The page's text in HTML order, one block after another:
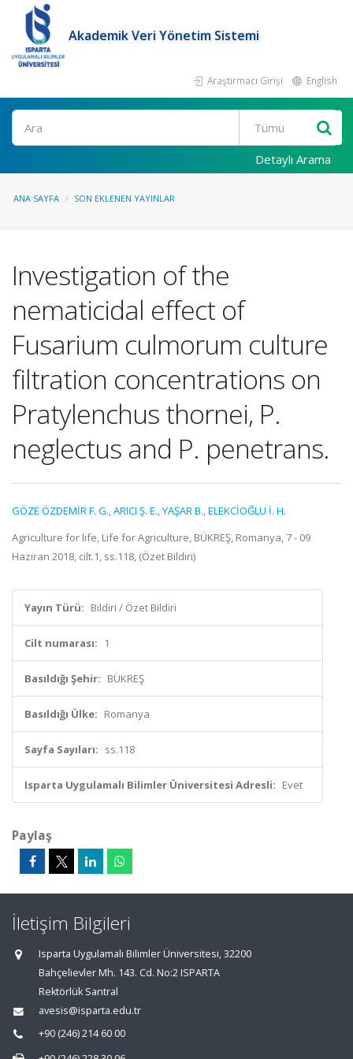
Akademik Veri Yönetim Sistemi
Araştırmacı Girişi English
Ara
Detaylı Arama
ANA SAYFA SON EKLENEN YAYINLAR
Investigation of the
nematicidal effect of
Fusarium culmorum culture
filtration concentrations on
Pratylenchus thornei, P.
neglectus and P. penetrans.
GÖZE ÖZDEMİR F. G.,ARICI Ş. E.,YAŞAR B.,ELEKCİOĞLU İ. H.
Agriculture for life, Life for Agriculture, BÜKREŞ, Romanya, 7 - 09
Haziran 2018, cilt.1, ss.118, (Özet Bildiri)
Yayın Türü: Bildiri / Özet Bildiri
Cilt numarası: 1
Basıldığı Şehir: BÜKREŞ
Basıldığı Ülke: Romanya
Sayfa Sayıları: ss.118
Isparta Uygulamalı Bilimler Üniversitesi Adresli: Evet
Paylaş
İletişim Bilgileri
Isparta Uygulamalı Bilimler Üniversitesi, 32200
Bahçelievler Mh. 143. Cd. No:2 ISPARTA
Rektörlük Santral
avesis@isparta.edu.tr
+90 (246) 214 60 00